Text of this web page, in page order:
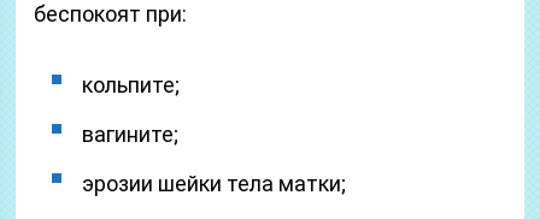
беспокоят при:
кольпите;
вагините;
эрозии шейки тела матки;